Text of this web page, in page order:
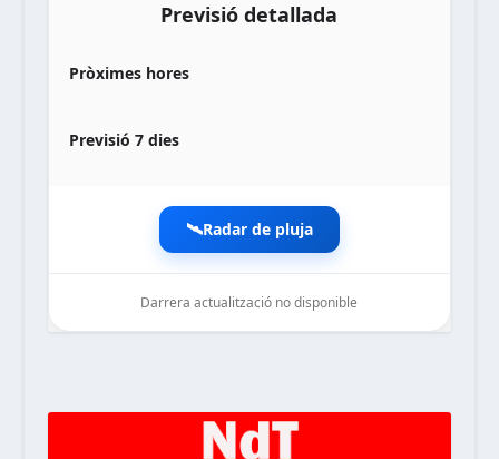
Previsió detallada
Pròximes hores
Previsió 7 dies
🛰️Radar de pluja
Darrera actualització no disponible